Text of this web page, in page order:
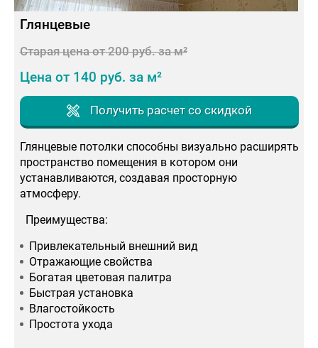
Глянцевые
Старая цена от 200 руб. за м²
Цена от 140 руб. за м²
Получить расчет со скидкой
Глянцевые потолки способны визуально расширять
пространство помещения в котором они
устанавливаются, создавая просторную
атмосферу.
Преимущества:
Привлекательный внешний вид
Отражающие свойства
Богатая цветовая палитра
Быстрая установка
Влагостойкость
Простота ухода